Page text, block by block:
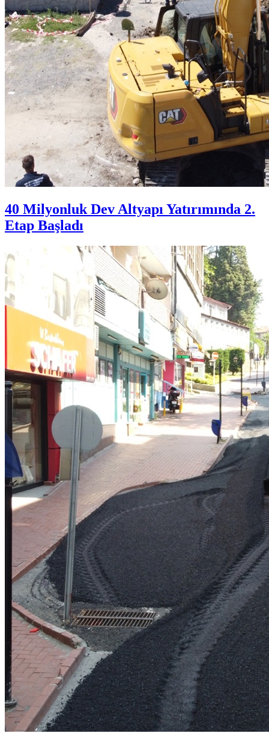
40 Milyonluk Dev Altyapı Yatırımında 2.
Etap Başladı